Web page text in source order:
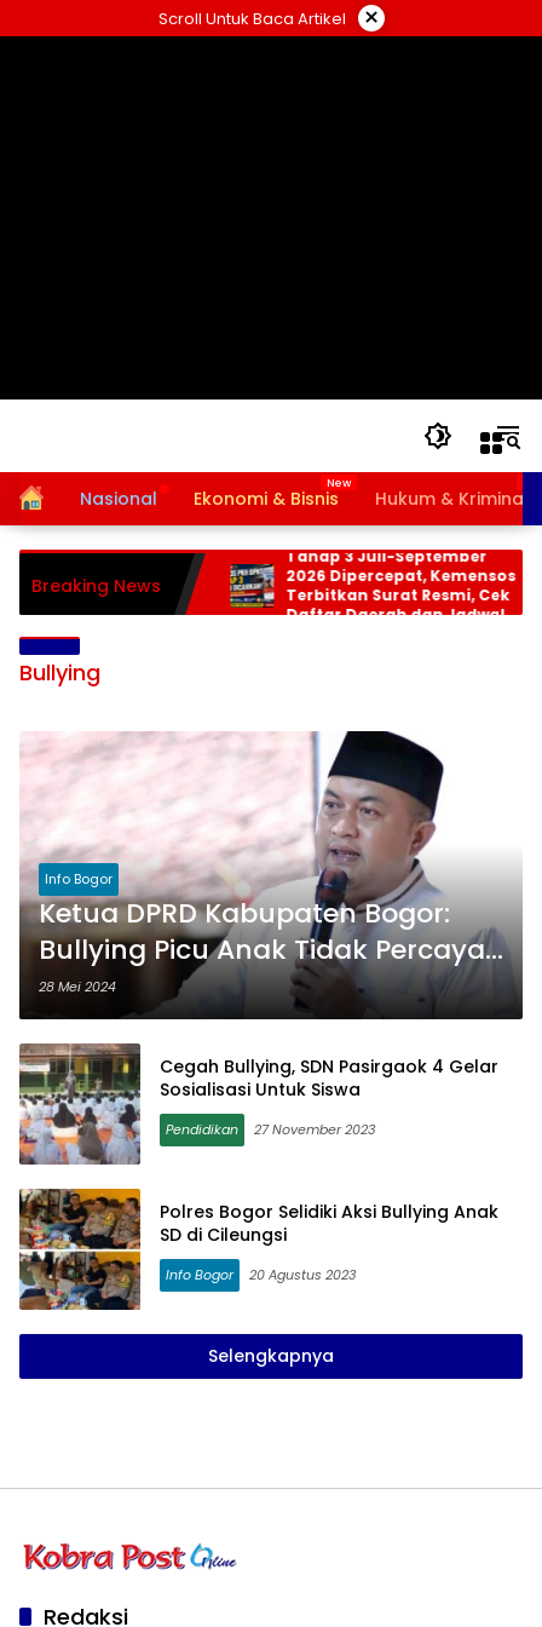
ke
Scroll Untuk Baca Artikel ×
HomeNasional Ekonomi & Bisnis Hukum & Kriminal
Breaking News
Bansos PKH dan BPNT
Tahap 3 Juli-September
2026 Dipercepat, Kemensos
Terbitkan Surat Resmi, Cek
Daftar Daerah dan Jadwal
Bullying
Info Bogor
Ketua DPRD Kabupaten Bogor:
Bullying Picu Anak Tidak Percaya
Diri
28 Mei 2024
Cegah Bullying, SDN Pasirgaok 4 Gelar
Sosialisasi Untuk Siswa
Pendidikan 27 November 2023
Polres Bogor Selidiki Aksi Bullying Anak
SD di Cileungsi
Info Bogor 20 Agustus 2023
Selengkapnya
Redaksi